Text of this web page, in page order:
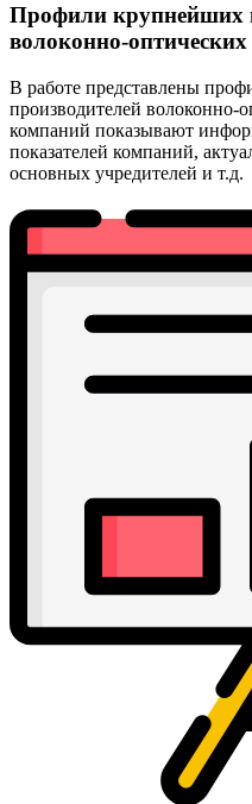
Профили крупнейших
волоконно-оптических
В работе представлены
производителей волоконно-
компаний показывают
показателей компаний,
основных учредителей и т.д.